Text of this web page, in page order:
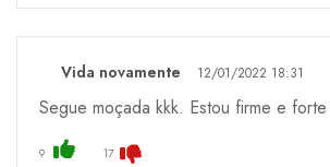
Vida novamente 12/01/2022 18:31
Segue moçada kkk. Estou firme e forte
9 17